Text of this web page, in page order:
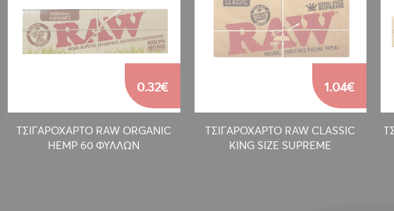
ΤΣΙΓΑΡΟΧΑΡΤΟ RAW ORGANIC
HEMP 60 ΦΥΛΛΩΝ
0.32€
ΤΣΙΓΑΡΟΧΑΡΤΟ RAW CLASSIC
KING SIZE SUPREME
1.04€